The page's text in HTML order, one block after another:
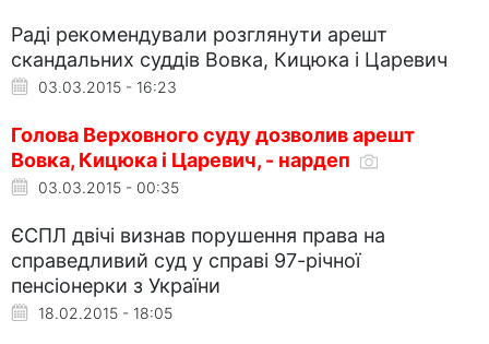
Раді рекомендували розглянути арешт
скандальних суддів Вовка, Кицюка і Царевич
03.03.2015 - 16:23
Голова Верховного суду дозволив арешт
Вовка, Кицюка і Царевич, - нардеп
03.03.2015 - 00:35
ЄСПЛ двічі визнав порушення права на
справедливий суд у справі 97-річної
пенсіонерки з України
18.02.2015 - 18:05